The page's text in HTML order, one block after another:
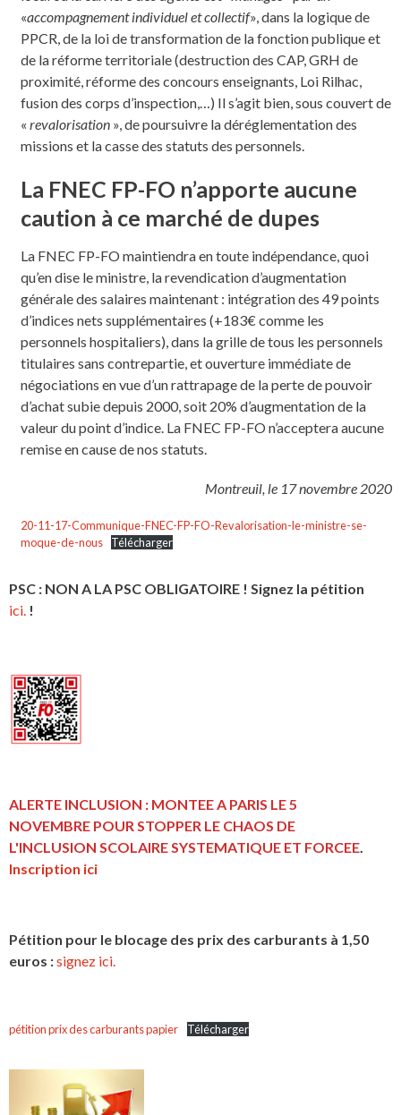
«accompagnement individuel et collectif», dans la logique de
PPCR, de la loi de transformation de la fonction publique et
de la réforme territoriale (destruction des CAP, GRH de
proximité, réforme des concours enseignants, Loi Rilhac,
fusion des corps d’inspection,…) Il s’agit bien, sous couvert de
« revalorisation », de poursuivre la déréglementation des
missions et la casse des statuts des personnels.
La FNEC FP-FO n’apporte aucune
caution à ce marché de dupes
La FNEC FP-FO maintiendra en toute indépendance, quoi
qu’en dise le ministre, la revendication d’augmentation
générale des salaires maintenant : intégration des 49 points
d’indices nets supplémentaires (+183€ comme les
personnels hospitaliers), dans la grille de tous les personnels
titulaires sans contrepartie, et ouverture immédiate de
négociations en vue d’un rattrapage de la perte de pouvoir
d’achat subie depuis 2000, soit 20% d’augmentation de la
valeur du point d’indice. La FNEC FP-FO n’acceptera aucune
remise en cause de nos statuts.
Montreuil, le 17 novembre 2020
20-11-17-Communique-FNEC-FP-FO-Revalorisation-le-ministre-se-
moque-de-nous
Télécharger
PSC : NON A LA PSC OBLIGATOIRE ! Signez la pétition
ici. !
ALERTE INCLUSION : MONTEE A PARIS LE 5
NOVEMBRE POUR STOPPER LE CHAOS DE
L'INCLUSION SCOLAIRE SYSTEMATIQUE ET FORCEE
Inscription ici
Pétition pour le blocage des prix des carburants à 1,50
euros :signez ici.
pétition prix des carburants papier Télécharger